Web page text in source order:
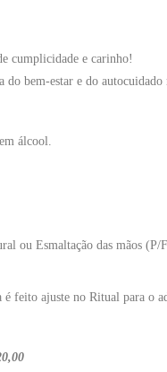
cumplicidade e carinho!
do bem-estar e do
álcool.
ou Esmaltação das mãos (P/
feito ajuste no Ritual para o